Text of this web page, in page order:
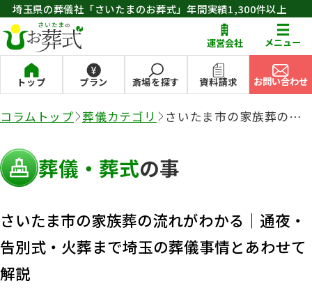
埼玉県の葬儀社「さいたまのお葬式」年間実績1,300件以上
運営会社 メニュー
お問い合わせ
トップ プラン 斎場を探す 資料請求 お問い合わせ
コラムトップ 葬儀カテゴリ さいたま市の家族葬の流
れがわかる｜通夜・告別
葬儀・葬式の事
さいたま市の家族葬の流れがわかる｜通夜・
告別式・火葬まで埼玉の葬儀事情とあわせて
解説